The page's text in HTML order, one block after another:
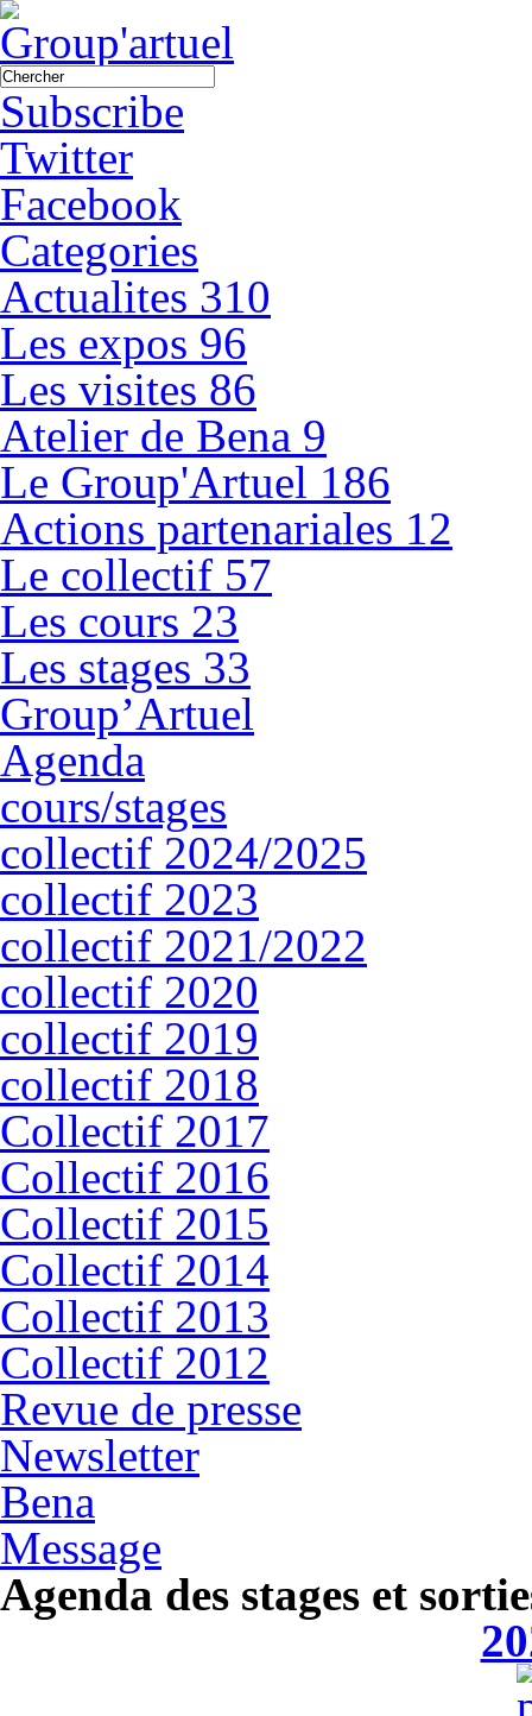
Subscribe
Twitter
Facebook
Categories
Actualites 310
Les expos 96
Les visites 86
Atelier de Bena 9
Le Group'Artuel 186
Actions partenariales 12
Le collectif 57
Les cours 23
Les stages 33
Group’Artuel
Agenda
cours/stages
collectif 2024/2025
collectif 2023
collectif 2021/2022
collectif 2020
collectif 2019
collectif 2018
Collectif 2017
Collectif 2016
Collectif 2015
Collectif 2014
Collectif 2013
Collectif 2012
Revue de presse
Newsletter
Bena
Message
Agenda des stages et